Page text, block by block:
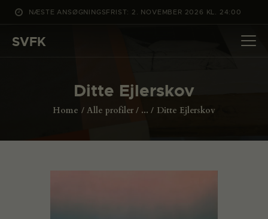
NÆSTE ANSØGNINGSFRIST: 2. NOVEMBER 2026 KL. 24:00
SVFK
Ditte Ejlerskov
Home Alle profiler ... Ditte Ejlerskov
DET SKER
ANSØG